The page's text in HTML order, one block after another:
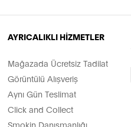
AYRICALIKLI HİZMETLER
Mağazada Ücretsiz Tadilat
Görüntülü Alışveriş
Aynı Gün Teslimat
Click and Collect
Smokin Danışmanlığı